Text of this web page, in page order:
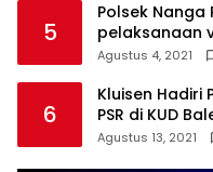
5
Polsek
pelaksanaan
Agustus 4, 2021
6
Kluisen Hadiri
PSR di KUD
Agustus 13, 2021